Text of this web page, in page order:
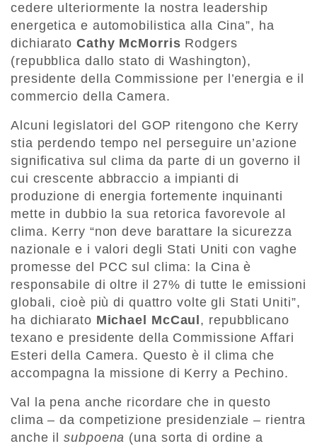
cedere ulteriormente la nostra leadership
energetica e automobilistica alla Cina”, ha
dichiarato Cathy McMorris Rodgers
(repubblica dallo stato di Washington),
presidente della Commissione per l’energia e il
commercio della Camera.
Alcuni legislatori del GOP ritengono che Kerry
stia perdendo tempo nel perseguire un’azione
significativa sul clima da parte di un governo il
cui crescente abbraccio a impianti di
produzione di energia fortemente inquinanti
mette in dubbio la sua retorica favorevole al
clima. Kerry “non deve barattare la sicurezza
nazionale e i valori degli Stati Uniti con vaghe
promesse del PCC sul clima: la Cina è
responsabile di oltre il 27% di tutte le emissioni
globali, cioè più di quattro volte gli Stati Uniti”,
ha dichiarato Michael McCaul , repubblicano
texano e presidente della Commissione Affari
Esteri della Camera. Questo è il clima che
accompagna la missione di Kerry a Pechino.
Val la pena anche ricordare che in questo
clima – da competizione presidenziale – rientra
anche ilsubpoena (una sorta di ordine a